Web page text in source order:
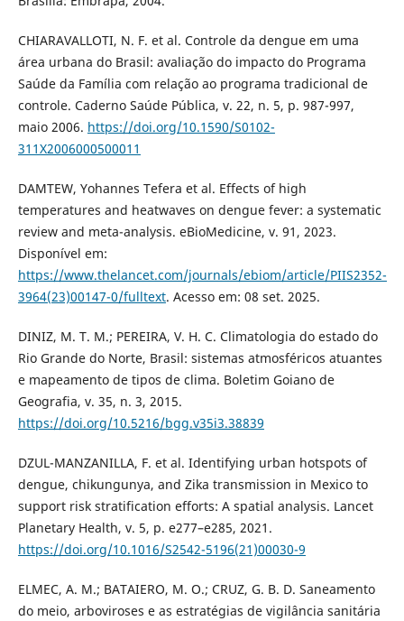
CHIARAVALLOTI, N. F. et al. Controle da dengue em uma
área urbana do Brasil: avaliação do impacto do Programa
Saúde da Família com relação ao programa tradicional de
controle. Caderno Saúde Pública, v. 22, n. 5, p. 987-997,
maio 2006. https://doi.org/10.1590/S0102-
311X2006000500011
DAMTEW, Yohannes Tefera et al. Effects of high
temperatures and heatwaves on dengue fever: a systematic
review and meta-analysis. eBioMedicine, v. 91, 2023.
Disponível em:
https://www.thelancet.com/journals/ebiom/article/PIIS2352-
3964(23)00147-0/fulltext. Acesso em: 08 set. 2025.
DINIZ, M. T. M.; PEREIRA, V. H. C. Climatologia do estado do
Rio Grande do Norte, Brasil: sistemas atmosféricos atuantes
e mapeamento de tipos de clima. Boletim Goiano de
Geografia, v. 35, n. 3, 2015.
https://doi.org/10.5216/bgg.v35i3.38839
DZUL-MANZANILLA, F. et al. Identifying urban hotspots of
dengue, chikungunya, and Zika transmission in Mexico to
support risk stratification efforts: A spatial analysis. Lancet
Planetary Health, v. 5, p. e277–e285, 2021.
https://doi.org/10.1016/S2542-5196(21)00030-9
ELMEC, A. M.; BATAIERO, M. O.; CRUZ, G. B. D. Saneamento
do meio, arboviroses e as estratégias de vigilância sanitária